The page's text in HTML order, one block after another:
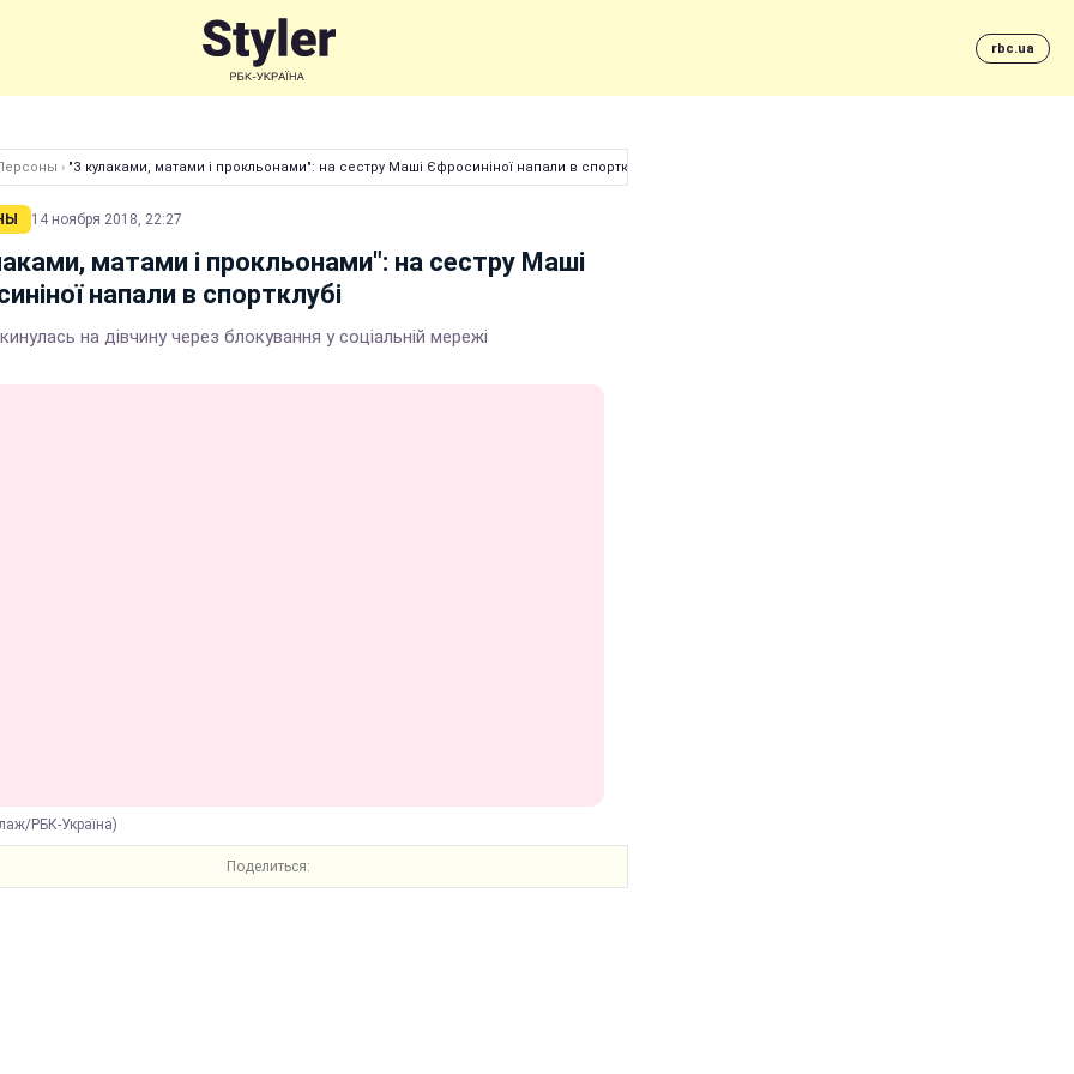
rbc.ua
› "З кулаками, матами і прокльонами": на сестру Маші Єфросиніної напали в спортклубі
14 ноября 2018, 22:27
матами і прокльонами": на сестру Маші
напали в спортклубі
на дівчину через блокування у соціальній мережі
РБК-Україна)
Поделиться: